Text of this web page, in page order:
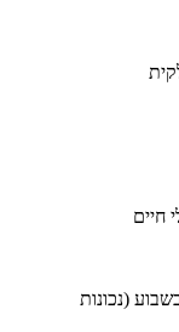
חיים
ימים בשבוע (נכונות